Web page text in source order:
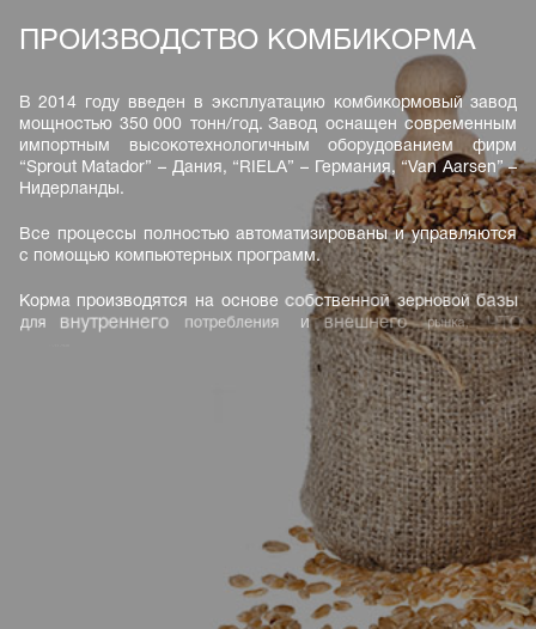
ПРОИЗВОДСТВО КОМБИКОРМА
В 2014 году введен в эксплуатацию комбикормовый завод
мощностью 350 000 тонн/год. Завод оснащен современным
импортным
высокотехнологичным оборудованием
фирм
“Sprout Matador” – Дания, “RIELA” – Германия, “Van Aarsen” –
Нидерланды.
Все процессы полностью автоматизированы и управляются
с помощью компьютерных программ.
Корма производятся на основе собственной зерновой базы
для
внутреннего потребления и внешнего рынка,
что
продукта от самого поля.
лабораторией.
сертифицирована. Входные ингредиенты
лабораторный анализ высокой